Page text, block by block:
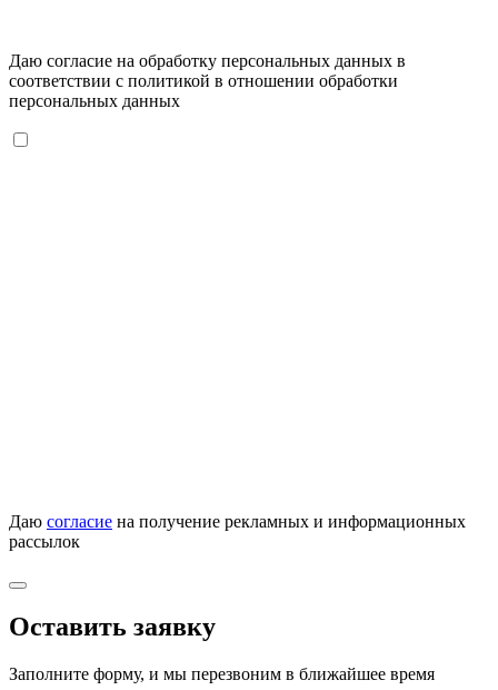
Даю согласие на обработку персональных данных в
соответствии с политикой в отношении обработки
персональных данных
Даю согласие на получение рекламных и информационных
рассылок
Оставить заявку
Заполните форму, и мы перезвоним в ближайшее время